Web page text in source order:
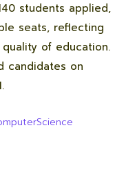
students applied,
seats, reflecting
of education.
candidates on